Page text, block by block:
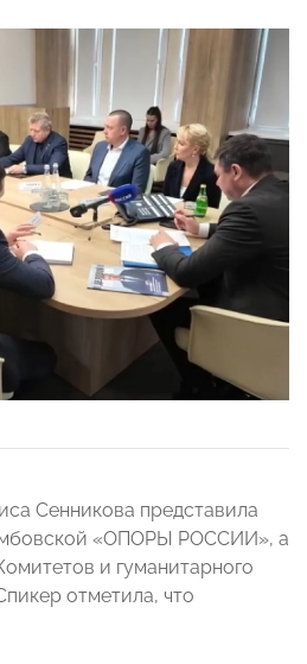
Сенникова представила
«ОПОРЫ РОССИИ», а
и гуманитарного
отметила, что